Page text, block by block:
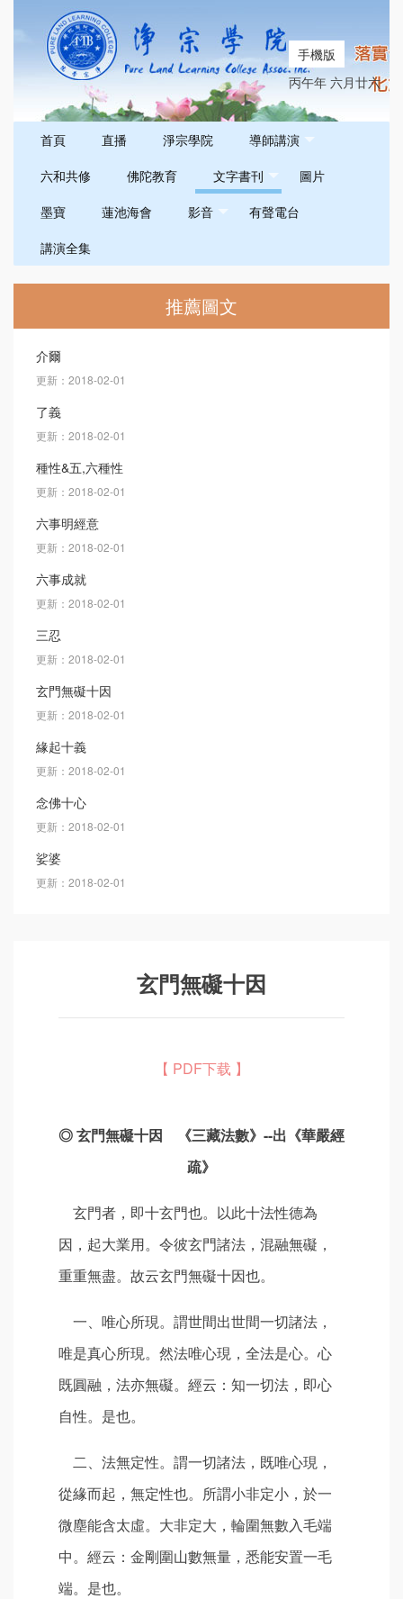
手機版
丙午年 六月廿六
首頁 直播 淨宗學院
導師講演
六和共修
佛陀教育 文字書刊
圖片
墨寶
蓮池海會 影音
有聲電台
講演全集
推薦圖文
介爾
更新：2018-02-01
了義
更新：2018-02-01
種性&五,六種性
更新：2018-02-01
六事明經意
更新：2018-02-01
六事成就
更新：2018-02-01
三忍
更新：2018-02-01
玄門無礙十因
更新：2018-02-01
緣起十義
更新：2018-02-01
念佛十心
更新：2018-02-01
娑婆
更新：2018-02-01
玄門無礙十因
【 PDF下载 】
◎ 玄門無礙十因 《三藏法數》--出《華嚴經
疏》
玄門者，即十玄門也。以此十法性德為
因，起大業用。令彼玄門諸法，混融無礙，
重重無盡。故云玄門無礙十因也。
一、唯心所現。謂世間出世間一切諸法，
唯是真心所現。然法唯心現，全法是心。心
既圓融，法亦無礙。經云：知一切法，即心
自性。是也。
二、法無定性。謂一切諸法，既唯心現，
從緣而起，無定性也。所謂小非定小，於一
微塵能含太虛。大非定大，輪圍無數入毛端
中。經云：金剛圍山數無量，悉能安置一毛
端。是也。